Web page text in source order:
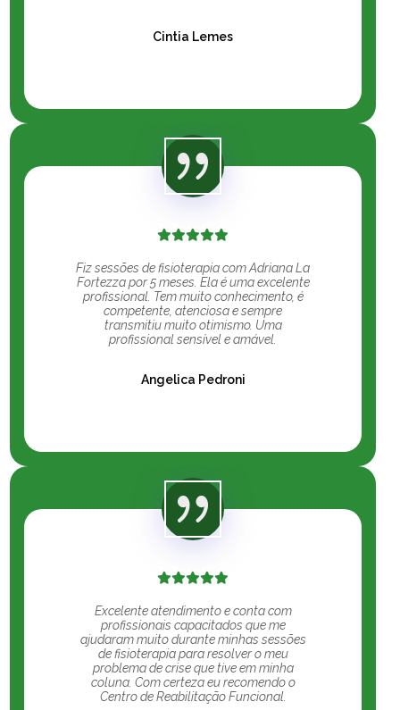
Cintia Lemes
Fiz sessões de fisioterapia com Adriana La
Fortezza por 5 meses. Ela é uma excelente
profissional. Tem muito conhecimento, é
competente, atenciosa e sempre
transmitiu muito otimismo. Uma
profissional sensível e amável.
Angelica Pedroni
Excelente atendimento e conta com
profissionais capacitados que me
ajudaram muito durante minhas sessões
de fisioterapia para resolver o meu
problema de crise que tive em minha
coluna. Com certeza eu recomendo o
Centro de Reabilitação Funcional.